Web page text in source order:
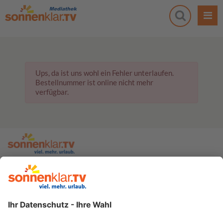
Ups, da ist uns wohl ein Fehler unterlaufen.
Bestellnummer ist online nicht mehr
verfügbar.
zur sonnenklar.TV Webseite
Moderatoren
Impressum